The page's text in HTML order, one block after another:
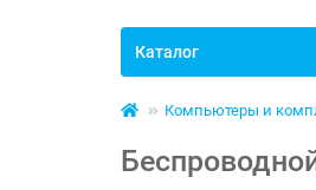
Каталог
Компьютеры и